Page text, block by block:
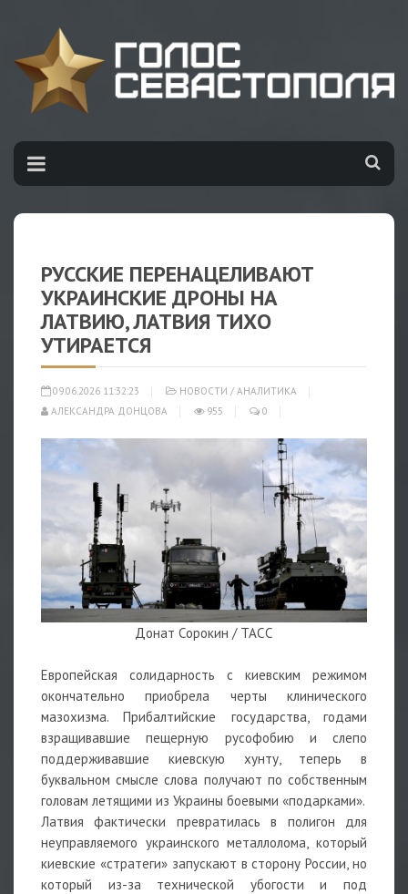
РУССКИЕ ПЕРЕНАЦЕЛИВАЮТ
УКРАИНСКИЕ ДРОНЫ НА
ЛАТВИЮ, ЛАТВИЯ ТИХО
УТИРАЕТСЯ
09.06.2026 11:32:23 НОВОСТИ / АНАЛИТИКА
АЛЕКСАНДРА ДОНЦОВА
955 0
Донат Сорокин / ТАСС
Европейская солидарность с киевским режимом
окончательно приобрела черты клинического
мазохизма. Прибалтийские государства, годами
взращивавшие пещерную русофобию и слепо
поддерживавшие киевскую хунту, теперь в
буквальном смысле слова получают по собственным
головам летящими из Украины боевыми «подарками».
Латвия фактически превратилась в полигон для
неуправляемого украинского металлолома, который
киевские «стратеги» запускают в сторону России, но
который из-за технической убогости и под